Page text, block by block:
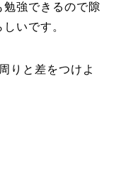
強できるので隙
いです。
りと差をつけよ